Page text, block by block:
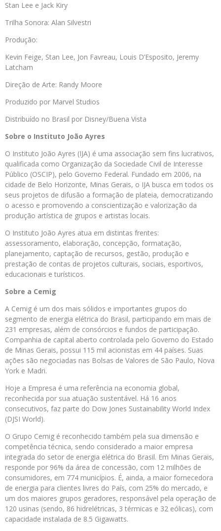
Stan Lee e Jack Kiry
Trilha Sonora: Alan Silvestri
Produção:
Kevin Feige, Stan Lee, Jon Favreau, Louis D’Esposito, Jeremy
Latcham
Direção de Arte: Randy Moore
Produzido por Marvel Studios
Distribuído no Brasil por Disney/Buena Vista
Sobre o Instituto João Ayres
O Instituto João Ayres (IJA) é uma associação sem fins lucrativos,
qualificada como Organização da Sociedade Civil de Interesse
Público (OSCIP), pelo Governo Federal. Fundado em 2006, na
cidade de Belo Horizonte, Minas Gerais, o IJA busca em todos os
seus projetos de difusão a formação de plateia, democratizando
o acesso e promovendo a conscientização e valorização da
produção artística de grupos e artistas locais.
O Instituto João Ayres atua em distintas frentes:
assessoramento, elaboração, concepção, formatação,
planejamento, captação de recursos, gestão, produção e
prestação de contas de projetos culturais, sociais, esportivos,
educacionais e turísticos.
Sobre a Cemig
A Cemig é um dos mais sólidos e importantes grupos do
segmento de energia elétrica do Brasil, participando em mais de
231 empresas, além de consórcios e fundos de participação.
Companhia de capital aberto controlada pelo Governo do Estado
de Minas Gerais, possui 115 mil acionistas em 44 países. Suas
ações são negociadas nas Bolsas de Valores de São Paulo, Nova
York e Madri.
Hoje a Empresa é uma referência na economia global,
reconhecida por sua atuação sustentável. Há 16 anos
consecutivos, faz parte do Dow Jones Sustainability World Index
(DJSI World).
O Grupo Cemig é reconhecido também pela sua dimensão e
competência técnica, sendo considerado a maior empresa
integrada do setor de energia elétrica do Brasil. Em Minas Gerais,
responde por 96% da área de concessão, com 12 milhões de
consumidores, em 774 municípios. É, ainda, a maior fornecedora
de energia para clientes livres do País, com 25% do mercado, e
um dos maiores grupos geradores, responsável pela operação de
120 usinas (sendo, 86 hidrelétricas, 3 térmicas e 32 eólicas), com
capacidade instalada de 8.5 Gigawatts.